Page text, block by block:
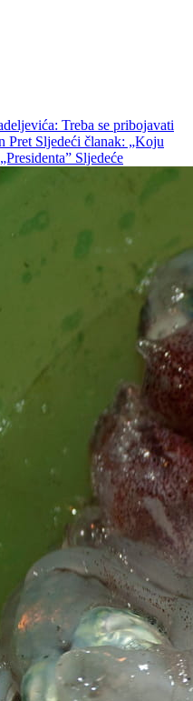
Treba se pribojavati
Pret Sljedeći članak: „Koju
Sljedeće